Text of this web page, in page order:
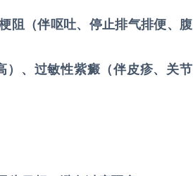
阻（伴呕吐、停止排气排便、腹
）、过敏性紫癜（伴皮疹、关节